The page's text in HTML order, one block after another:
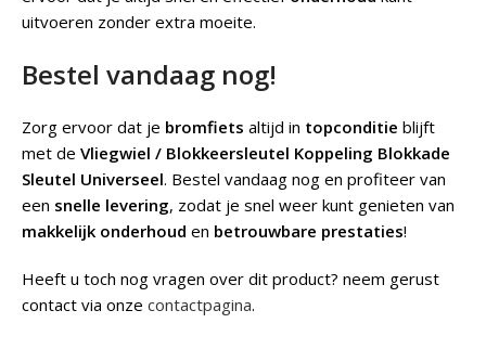
uitvoeren zonder extra moeite.
Bestel vandaag nog!
Zorg ervoor dat je bromfiets altijd in topconditie blijft
met de Vliegwiel / Blokkeersleutel Koppeling Blokkade
Sleutel Universeel. Bestel vandaag nog en profiteer van
een snelle levering, zodat je snel weer kunt genieten van
makkelijk onderhoud en betrouwbare prestaties!
Heeft u toch nog vragen over dit product? neem gerust
contact via onze contactpagina.